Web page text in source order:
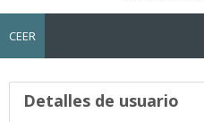
CEER
Español - Internacional ‎(es)‎
Buscar
Perfil de usuario
Detalles de usuario